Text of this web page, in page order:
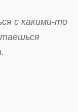
с какими-то